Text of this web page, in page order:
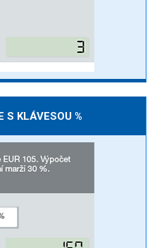
S KLÁVESOU %